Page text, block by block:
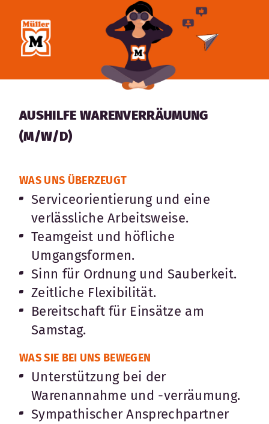
AUSHILFE WARENVERRÄUMUNG
(M/W/D)
WAS UNS ÜBERZEUGT
Serviceorientierung und eine
verlässliche Arbeitsweise.
Teamgeist und höfliche
Umgangsformen.
Sinn für Ordnung und Sauberkeit.
Zeitliche Flexibilität.
Bereitschaft für Einsätze am
Samstag.
WAS SIE BEI UNS BEWEGEN
Unterstützung bei der
Warenannahme und -verräumung.
Sympathischer Ansprechpartner